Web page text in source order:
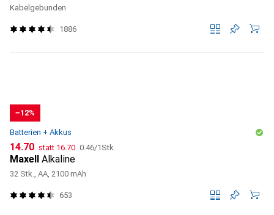
Kabelgebunden
1886
−12%
Batterien + Akkus
CHF
14.70 statt CHF
16.70 CHF
0.46/1Stk.
Maxell Alkaline
32 Stk., AA, 2100 mAh
653